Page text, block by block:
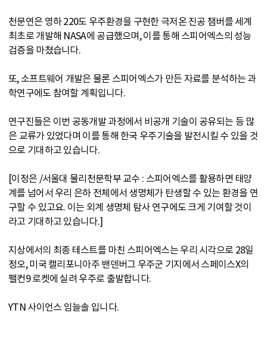
천문연은 영하 220도 우주환경을 구현한 극저온 진공 챔버를 세계
최초로 개발해 NASA에 공급했으며, 이를 통해 스피어엑스의 성능
검증을 마쳤습니다.
또, 소프트웨어 개발은 물론 스피어엑스가 만든 자료를 분석하는 과
학연구에도 참여할 계획입니다.
연구진들은 이번 공동개발 과정에서 비공개 기술이 공유되는 등 많
은 교류가 있었다며 이를 통해 한국 우주기술을 발전시킬 수 있을 것
으로 기대하고 있습니다.
[이정은 /서울대 물리천문학부 교수 : 스피어엑스를 활용하면 태양
계를 넘어서 우리 은하 전체에서 생명체가 탄생할 수 있는 환경을 연
구할 수 있고요. 이는 외계 생명체 탐사 연구에도 크게 기여할 것이
라고 기대하고 있습니다.]
지상에서의 최종 테스트를 마친 스피어엑스는 우리 시각으로 28일
정오, 미국 캘리포니아주 밴덴버그 우주군 기지에서 스페이스X의
팰컨9 로켓에 실려 우주로 출발합니다.
YTN 사이언스 임늘솔 입니다.